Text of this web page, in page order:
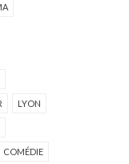
LYON
COMÉDIE